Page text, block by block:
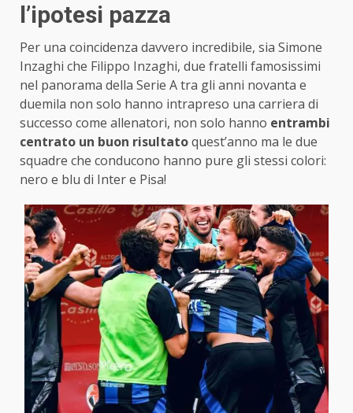
l’ipotesi pazza
Per una coincidenza davvero incredibile, sia Simone
Inzaghi che Filippo Inzaghi, due fratelli famosissimi
nel panorama della Serie A tra gli anni novanta e
duemila non solo hanno intrapreso una carriera di
successo come allenatori, non solo hanno entrambi
centrato un buon risultatoquest’anno ma le due
squadre che conducono hanno pure gli stessi colori:
nero e blu di Inter e Pisa!